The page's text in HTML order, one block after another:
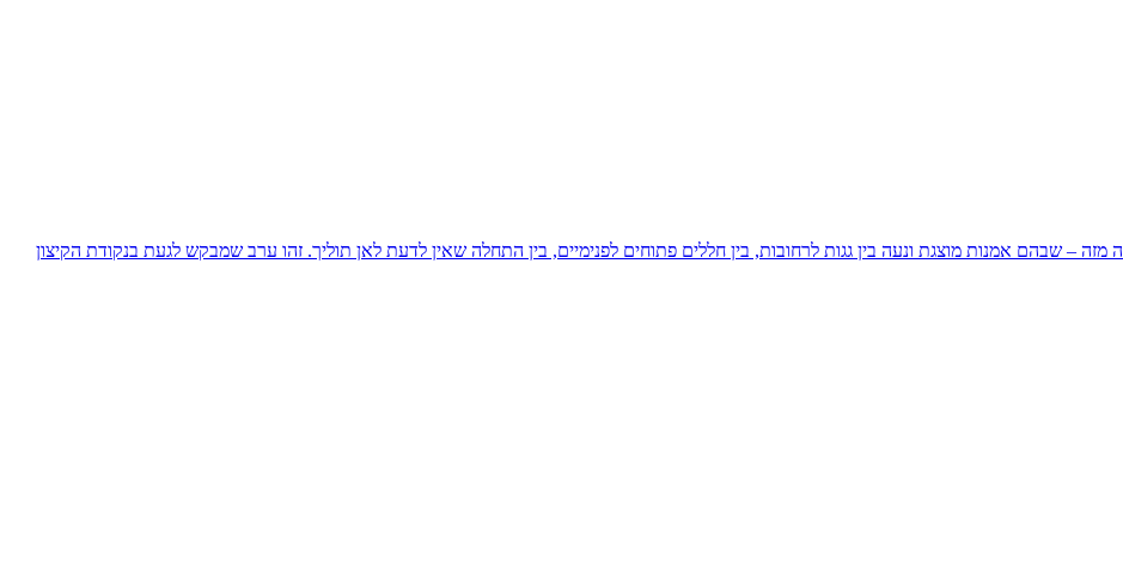
הליכה זה מזה – שבהם אמנות מוצגת ונעה בין גגות לרחובות, בין חללים פתוחים לפנימיים, בין התחלה שאין לדעת לאן תוליך. זהו ערב שמבקש לגעת בנקודת הקיצון